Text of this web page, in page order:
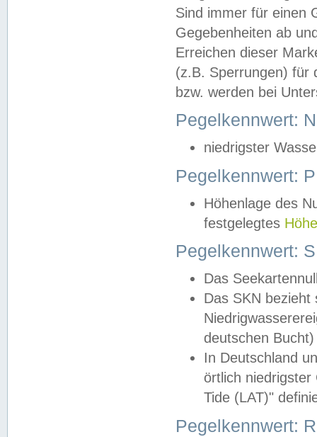
Sind immer für einen
Gegebenheiten ab
Erreichen dieser
(z.B. Sperrungen) für
bzw. werden bei
Pegelkennwert:
niedrigster
Pegelkennwert:
Höhenlage des
festgelegtes
Pegelkennwert:
Das
Das SKN
deutschen
In Deutschland
örtlich
Tide (LAT)"
Pegelkennwert: